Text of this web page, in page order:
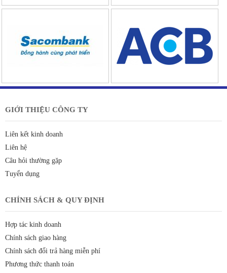
GIỚI THIỆU CÔNG TY
Liên kết kinh doanh
Liên hệ
Câu hỏi thường gặp
Tuyển dụng
CHÍNH SÁCH & QUY ĐỊNH
Hợp tác kinh doanh
Chính sách giao hàng
Chính sách đổi trả hàng miễn phí
Phương thức thanh toán